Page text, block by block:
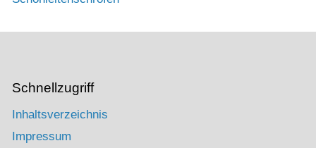
Schnellzugriff
Inhaltsverzeichnis
Impressum